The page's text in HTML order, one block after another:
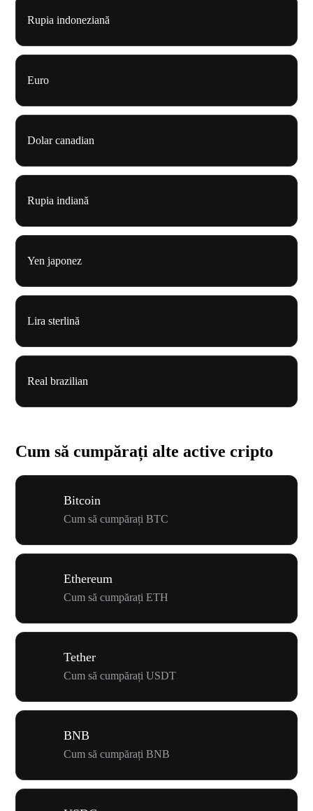
Rupia indoneziană
Euro
Dolar canadian
Rupia indiană
Yen japonez
Lira sterlină
Real brazilian
Cum să cumpărați alte active cripto
Bitcoin
Cum să cumpărați BTC
Ethereum
Cum să cumpărați ETH
Tether
Cum să cumpărați USDT
BNB
Cum să cumpărați BNB